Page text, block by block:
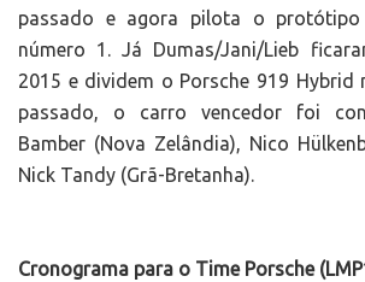
passado e agora pilota o
número 1. Já Dumas/Jani/Lieb
2015 e dividem o Porsche 919 Hybrid
passado, o carro vencedor foi
Bamber (Nova Zelândia), Nico
Nick Tandy (Grã-Bretanha).
Cronograma para o Time Porsche